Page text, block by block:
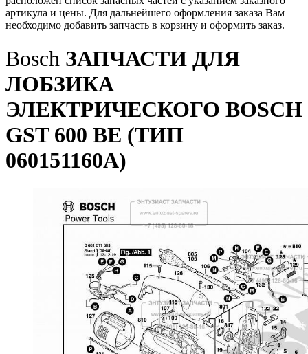
артикула и цены. Для дальнейшего оформления заказа Вам
необходимо добавить запчасть в корзину и оформить заказ.
Bosch ЗАПЧАСТИ ДЛЯ
ЛОБЗИКА
ЭЛЕКТРИЧЕСКОГО BOSCH
GST 600 BE (ТИП
060151160A)